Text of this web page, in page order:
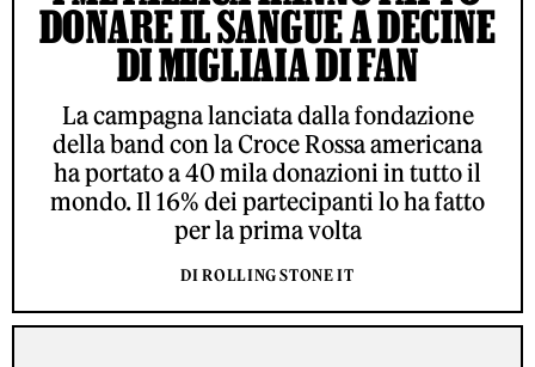
DONARE IL SANGUE A DECINE
DI MIGLIAIA DI FAN
La campagna lanciata dalla fondazione
della band con la Croce Rossa americana
ha portato a 40 mila donazioni in tutto il
mondo. Il 16% dei partecipanti lo ha fatto
per la prima volta
DI ROLLING STONE IT